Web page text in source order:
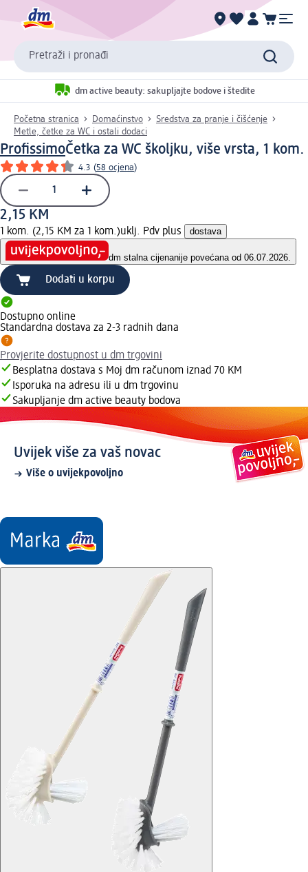
Pretraži i pronađi
dm active beauty: sakupljajte bodove i štedite
Početna stranica Domaćinstvo
Sredstva za pranje i čišćenje
Metle, četke za WC i ostali dodaci
ProfissimoČetka za WC školjku, više vrsta, 1 kom.
4.3 (58 ocjena)
2,15 KM
1 kom. (2,15 KM za 1 kom.)uklj. Pdv plus dostava
dm stalna cijenanije povećana od 06.07.2026.
Dodati u korpu
Dostupno online
Standardna dostava za 2-3 radnih dana
Provjerite dostupnost u dm trgovini
Besplatna dostava s Moj dm računom iznad 70 KM
Isporuka na adresu ili u dm trgovinu
Sakupljanje dm active beauty bodova
Uvijek više za vaš novac
Više o uvijekpovoljno